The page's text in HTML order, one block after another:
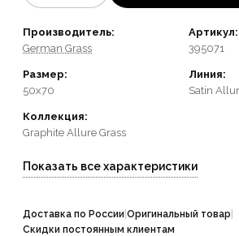
Производитель:
German Grass
Артикул:
395071
Размер:
50x70
Линия:
Satin
Коллекция:
Graphite Allure Grass
Показать все характеристики
Доставка по России Оригинальный товар
Скидки постоянным клиентам